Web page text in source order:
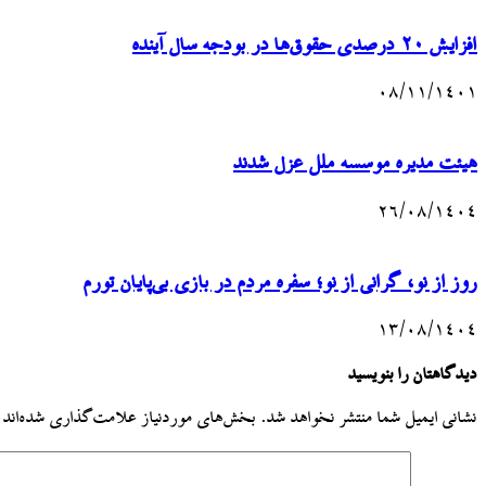
افزایش ۲۰ درصدی حقوق‌ها در بودجه سال آینده
۰۸/۱۱/۱۴۰۱
هیئت مدیره موسسه ملل عزل شدند
۲۶/۰۸/۱۴۰۴
روز از نو، گرانی از نو؛ سفره مردم در بازی بی‌پایان تورم
۱۳/۰۸/۱۴۰۴
دیدگاهتان را بنویسید
نشانی ایمیل شما منتشر نخواهد شد. بخش‌های موردنیاز علامت‌گذاری شده‌اند